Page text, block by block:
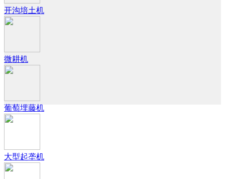
开沟培土机
微耕机
葡萄埋藤机
大型起垄机